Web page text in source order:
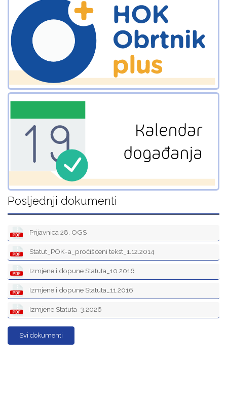
Posljednji dokumenti
Prijavnica 28. OGS
Statut_POK-a_pročišćeni tekst_1.12.2014
Izmjene i dopune Statuta_10.2016
Izmjene i dopune Statuta_11.2016
Izmjene Statuta_3.2026
Svi dokumenti